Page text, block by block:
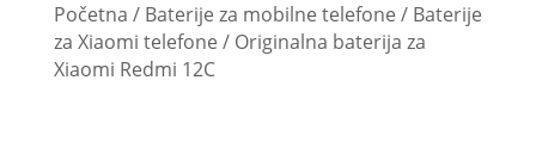
Početna / Baterije za mobilne telefone / Baterije
za Xiaomi telefone / Originalna baterija za
Xiaomi Redmi 12C